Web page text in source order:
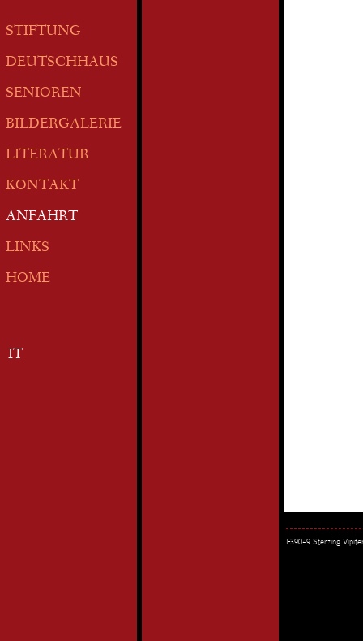
STIFTUNG
DEUTSCHHAUS
SENIOREN
BILDERGALERIE
LITERATUR
KONTAKT
ANFAHRT
LINKS
HOME
IT
I-39049 Sterzing